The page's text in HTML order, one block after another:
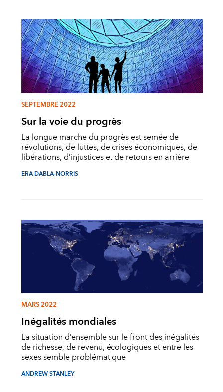
SEPTEMBRE 2022
Sur la voie du progrès
La longue marche du progrès est semée de
révolutions, de luttes, de crises économiques, de
libérations, d’injustices et de retours en arrière
ERA DABLA-NORRIS
MARS 2022
Inégalités mondiales
La situation d’ensemble sur le front des inégalités
de richesse, de revenu, écologiques et entre les
sexes semble problématique
ANDREW STANLEY